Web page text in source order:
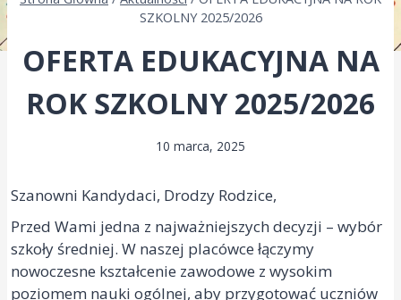
SZKOLNY 2025/2026
OFERTA EDUKACYJNA NA
ROK SZKOLNY 2025/2026
10 marca, 2025
Szanowni Kandydaci, Drodzy Rodzice,
Przed Wami jedna z najważniejszych decyzji – wybór
szkoły średniej. W naszej placówce łączymy
nowoczesne kształcenie zawodowe z wysokim
poziomem nauki ogólnej, aby przygotować uczniów